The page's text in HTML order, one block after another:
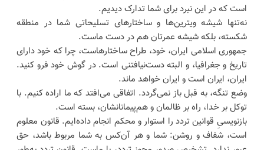
است که در این نبرد برای شما تدارک دیدیم.
نه‌تنها شیشه ویترین‌ها و ساختارهای تسلیحاتی شما در منطقه
شکسته، بلکه شیشه عمرتان هم در دست ماست.
جمهوری اسلامی ایران، خود، طراح ساختارهاست، چرا که خود دارای
تاریخ و جغرافیا، و البته دست‌نیافتنی است. در گوش خود فرو کنید.
ایران، ایران است و ایران خواهد ماند.
وضع تنگه‌، به قبل باز نمی‌گردد‌. اتفاقی می‌افتد که ما اراده کنیم. با
توکل بر خدا، راه بر ظالمان و هم‌پیمانانشان، بسته است.
بازنویسیِ قوانین تردد را استوار و محکم انجام داده‌ایم. قانون معلوم
است، شفاف و روشن: شما و هر آن‌کس به شما مربوط باشد، حق